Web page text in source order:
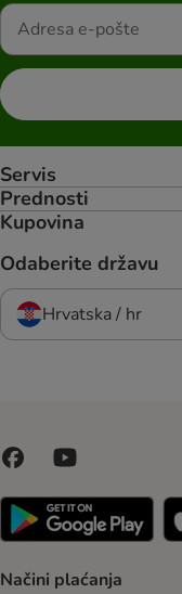
Servis
Prednosti
Kupovina
Odaberite državu
Hrvatska / hr
Načini plaćanja